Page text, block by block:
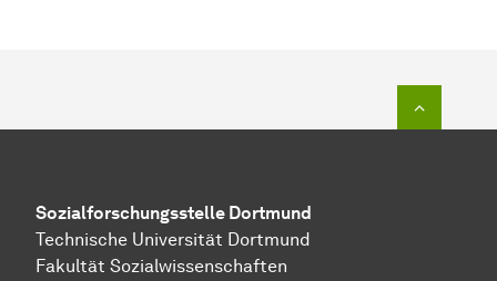
Sozial­forschungs­stelle Dortmund
Technische Universität Dortmund
Fakultät Sozialwissenschaften